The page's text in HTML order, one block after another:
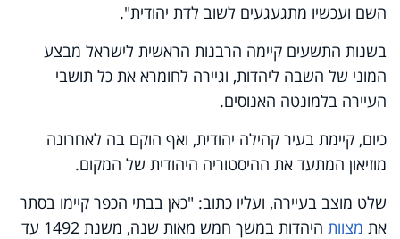
השם ועכשיו מתגעגעים לשוב לדת יהודית".
בשנות התשעים קיימה הרבנות הראשית לישראל מבצע
המוני של השבה ליהדות, וגיירה לחומרא את כל תושבי
העיירה בלמונטה האנוסים.
כיום, קיימת בעיר קהילה יהודית, ואף הוקם בה לאחרונה
מוזיאון המתעד את ההיסטוריה היהודית של המקום.
שלט מוצב בעיירה, ועליו כתוב: "כאן בבתי הכפר קיימו בסתר
את מצוות
היהדות במשך חמש מאות שנה, משנת 1492 עד